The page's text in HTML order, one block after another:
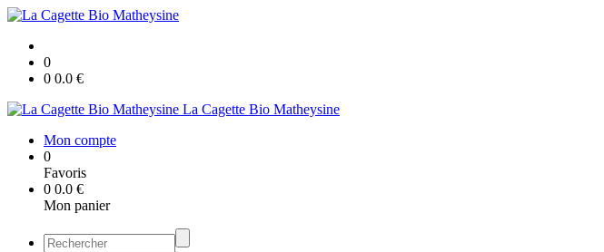
0
0 0.0 €
La Cagette Bio Matheysine
Mon compte
0
Favoris
0 0.0 €
Mon panier